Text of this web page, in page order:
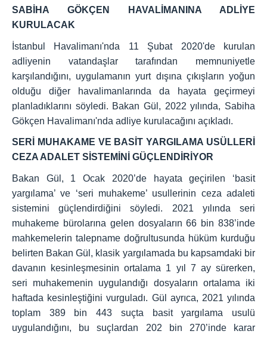
SABİHA GÖKÇEN HAVALİMANINA ADLİYE
KURULACAK
İstanbul Havalimanı'nda 11 Şubat 2020'de kurulan
adliyenin vatandaşlar tarafından memnuniyetle
karşılandığını, uygulamanın yurt dışına çıkışların yoğun
olduğu diğer havalimanlarında da hayata geçirmeyi
planladıklarını söyledi. Bakan Gül, 2022 yılında, Sabiha
Gökçen Havalimanı'nda adliye kurulacağını açıkladı.
SERİ MUHAKAME VE BASİT YARGILAMA USÜLLERİ
CEZA ADALET SİSTEMİNİ GÜÇLENDİRİYOR
Bakan Gül, 1 Ocak 2020’de hayata geçirilen ‘basit
yargılama’ ve ‘seri muhakeme’ usullerinin ceza adaleti
sistemini güçlendirdiğini söyledi. 2021 yılında seri
muhakeme bürolarına gelen dosyaların 66 bin 838’inde
mahkemelerin talepname doğrultusunda hüküm kurduğu
belirten Bakan Gül, klasik yargılamada bu kapsamdaki bir
davanın kesinleşmesinin ortalama 1 yıl 7 ay sürerken,
seri muhakemenin uygulandığı dosyaların ortalama iki
haftada kesinleştiğini vurguladı. Gül ayrıca, 2021 yılında
toplam 389 bin 443 suçta basit yargılama usulü
uygulandığını, bu suçlardan 202 bin 270’inde karar